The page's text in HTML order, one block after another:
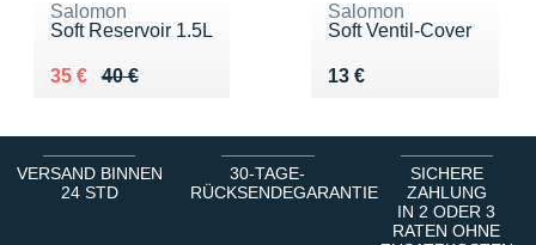
Salomon
Soft Reservoir 1.5L
40 €
Au lieu de 40 €
35 €
Vendu 35 €
Salomon
Soft Ventil-Cover
13 €
Vendu 13 €
VERSAND BINNEN
24 STD
30-TAGE-
RÜCKSENDEGARANTIE
SICHERE
ZAHLUNG
IN 2 ODER 3
RATEN OHNE